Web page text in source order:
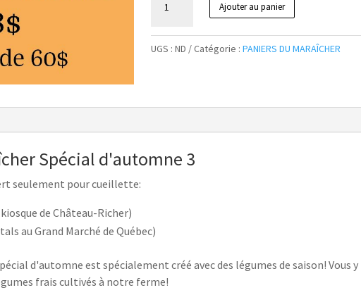
du
Ajouter au panier
UGS : ND Catégorie : PANIERS DU MARAÎCHER
Spécial d'automne 3
seulement pour cueillette:
de Château-Richer)
au Grand Marché de Québec)
d'automne est spécialement créé avec des légumes de saison! Vous y
frais cultivés à notre ferme!